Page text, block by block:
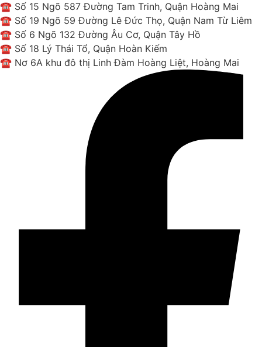
☎ Số 15 Ngõ 587 Đường Tam Trinh, Quận Hoàng Mai
☎ Số 19 Ngõ 59 Đường Lê Đức Thọ, Quận Nam Từ Liêm
☎ Số 6 Ngõ 132 Đường Âu Cơ, Quận Tây Hồ
☎ Số 18 Lý Thái Tổ, Quận Hoàn Kiếm
☎ Nơ 6A khu đô thị Linh Đàm Hoàng Liệt, Hoàng Mai